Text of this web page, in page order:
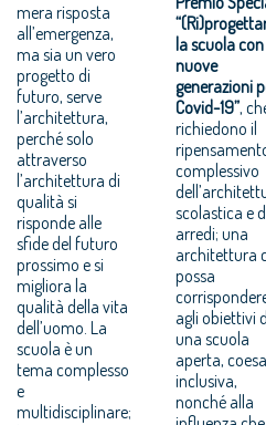
mera risposta
all’emergenza,
ma sia un vero
progetto di
futuro, serve
l’architettura,
perché solo
attraverso
l’architettura di
qualità si
risponde alle
sfide del futuro
prossimo e si
migliora la
qualità della vita
dell’uomo. La
scuola è un
tema complesso
e
multidisciplinare;
la scuola
nuove
generazioni
Covid-19”,
richiedono il
complessivo
scolastica e
arredi; una
architettura
possa
agli obiettivi
una scuola
aperta,
inclusiva,
nonché alla